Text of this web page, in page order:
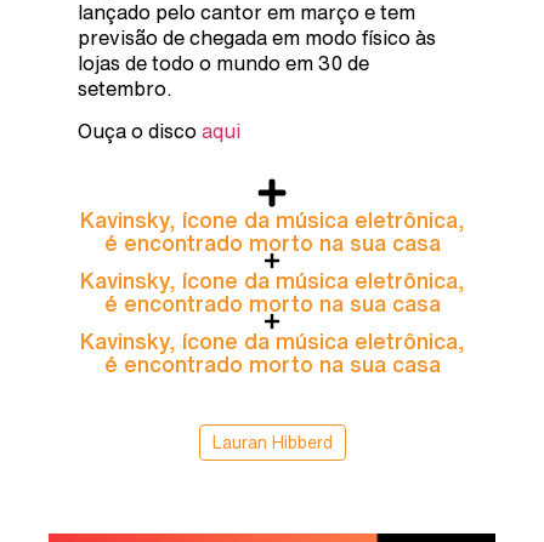
lançado pelo cantor em março e tem
previsão de chegada em modo físico às
lojas de todo o mundo em 30 de
setembro.
Ouça o disco aqui
Kavinsky, ícone da música eletrônica,
é encontrado morto na sua casa
Kavinsky, ícone da música eletrônica,
é encontrado morto na sua casa
Kavinsky, ícone da música eletrônica,
é encontrado morto na sua casa
Lauran Hibberd